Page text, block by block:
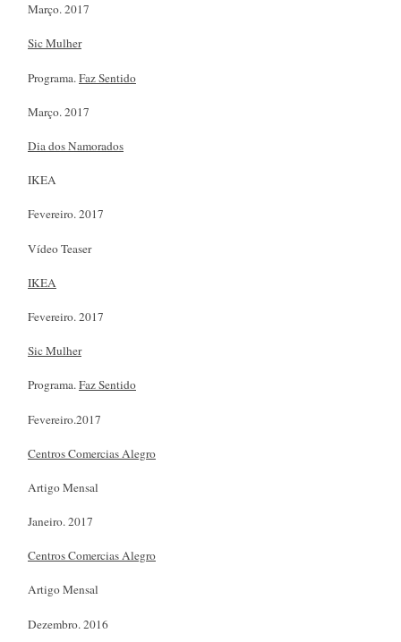
Março. 2017
Sic Mulher
Programa.Faz Sentido
Março. 2017
Dia dos Namorados
IKEA
Fevereiro. 2017
Vídeo Teaser
IKEA
Fevereiro. 2017
Sic Mulher
Programa.Faz Sentido
Fevereiro.2017
Centros Comercias Alegro
Artigo Mensal
Janeiro. 2017
Centros Comercias Alegro
Artigo Mensal
Dezembro. 2016